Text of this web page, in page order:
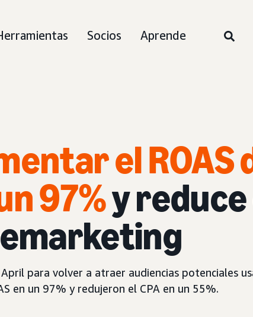
Socios Aprende
el ROAS
97%y reduce
para volver a atraer audiencias potenciales
en un 97% y redujeron el CPA en un 55%.